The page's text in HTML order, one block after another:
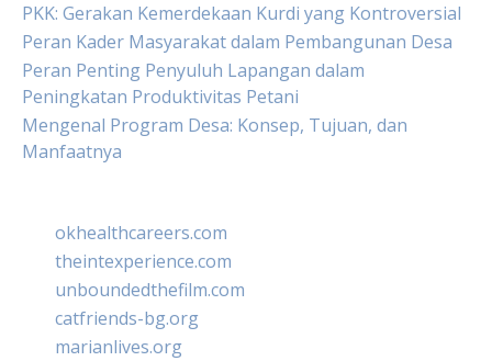
PKK: Gerakan Kemerdekaan Kurdi yang Kontroversial
Peran Kader Masyarakat dalam Pembangunan Desa
Peran Penting Penyuluh Lapangan dalam
Peningkatan Produktivitas Petani
Mengenal Program Desa: Konsep, Tujuan, dan
Manfaatnya
okhealthcareers.com
theintexperience.com
unboundedthefilm.com
catfriends-bg.org
marianlives.org